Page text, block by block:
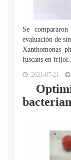
Se
evaluación de
Xanthomonas
fuscans en
2021-07-21